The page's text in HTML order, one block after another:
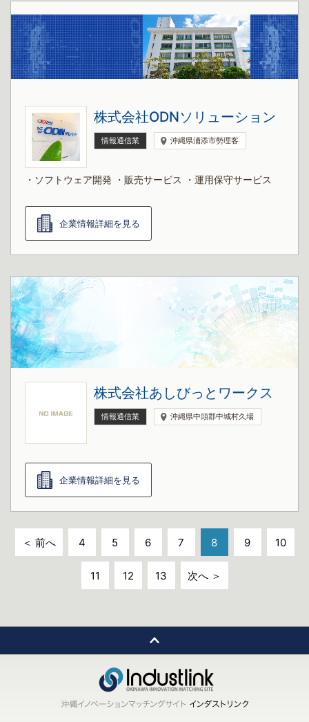
株式会社ODNソリューション
情報通信業 沖縄県浦添市勢理客
・ソフトウェア開発 ・販売サービス ・運用保守サービス
企業情報詳細を見る
株式会社あしびっとワークス
情報通信業 沖縄県中頭郡中城村久場
企業情報詳細を見る
＜ 前へ 4 5 6 7 8 9 10
11 12 13 次へ ＞